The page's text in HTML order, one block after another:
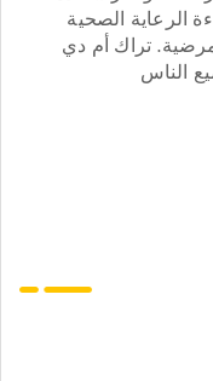
الرعاية الصحية
مرضية. تراك أم دي
الناس